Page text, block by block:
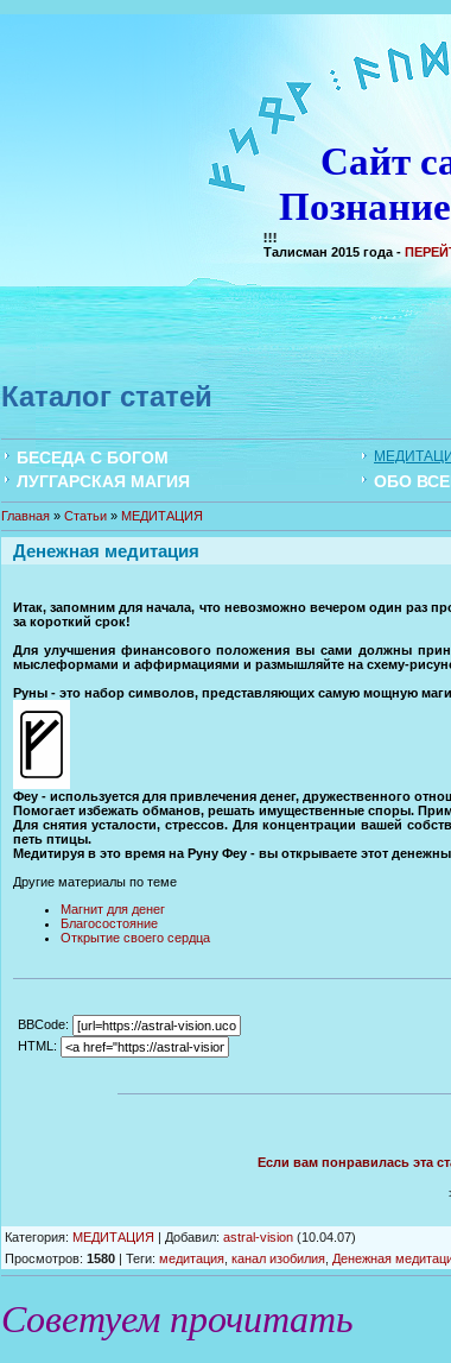
Сайт
Талисман 2015 года -
Каталог статей
БЕСЕДА С БОГОМ
ЛУГГАРСКАЯ МАГИЯ
ОБО
Главная » Статьи » МЕДИТАЦИЯ
Денежная медитация
Итак, запомним для начала, что невозможно вечером один раз
за короткий срок!
Для улучшения финансового положения вы сами должны
мыслеформами и аффирмациями и размышляйте на схему-
Руны - это набор символов, представляющих самую мощную
Феу - используется для привлечения денег, дружественного
Помогает избежать обманов, решать имущественные споры.
Для снятия усталости, стрессов. Для концентрации вашей
петь птицы.
Медитируя в это время на Руну Феу - вы открываете этот
Другие материалы по теме
Магнит для денег
Благосостояние
Открытие своего сердца
BBCode:
HTML:
Если вам понравилась эта
Категория: МЕДИТАЦИЯ | Добавил: astral-vision (10.04.07)
Просмотров: 1580 | Теги: медитация канал изобилия Денежная
Советуем прочитать